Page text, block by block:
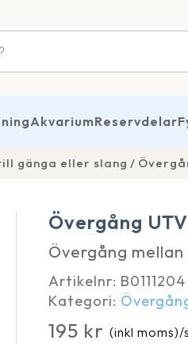
AkvariumReservdelar
gänga eller slang
Övergång
Övergång
Artikelnr: B0111204
Kategori:
195 kr (inkl moms)/